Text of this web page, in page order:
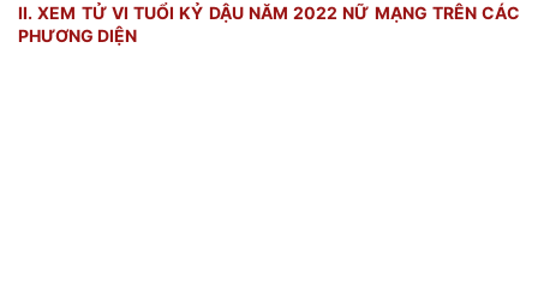
II. XEM TỬ VI TUỔI KỶ DẬU NĂM 2022 NỮ MẠNG TRÊN CÁC
PHƯƠNG DIỆN